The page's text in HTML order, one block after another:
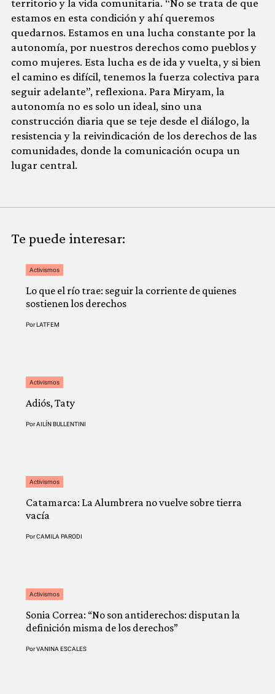
territorio y la vida comunitaria. “No se trata de que
estamos en esta condición y ahí queremos
quedarnos. Estamos en una lucha constante por la
autonomía, por nuestros derechos como pueblos y
como mujeres. Esta lucha es de ida y vuelta, y si bien
el camino es difícil, tenemos la fuerza colectiva para
seguir adelante”, reflexiona. Para Miryam, la
autonomía no es solo un ideal, sino una
construcción diaria que se teje desde el diálogo, la
resistencia y la reivindicación de los derechos de las
comunidades, donde la comunicación ocupa un
lugar central.
Te puede interesar:
Activismos
Lo que el río trae: seguir la corriente de quienes
sostienen los derechos
PorLATFEM
Activismos
Adiós, Taty
PorAILÍN BULLENTINI
Activismos
Catamarca: La Alumbrera no vuelve sobre tierra
vacía
PorCAMILA PARODI
Activismos
Sonia Correa: “No son antiderechos: disputan la
definición misma de los derechos”
PorVANINA ESCALES